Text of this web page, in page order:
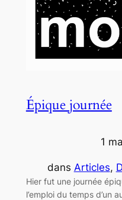
Épique journée
1
dans Articles,
Hier fut une journée
l’emploi du temps d’un